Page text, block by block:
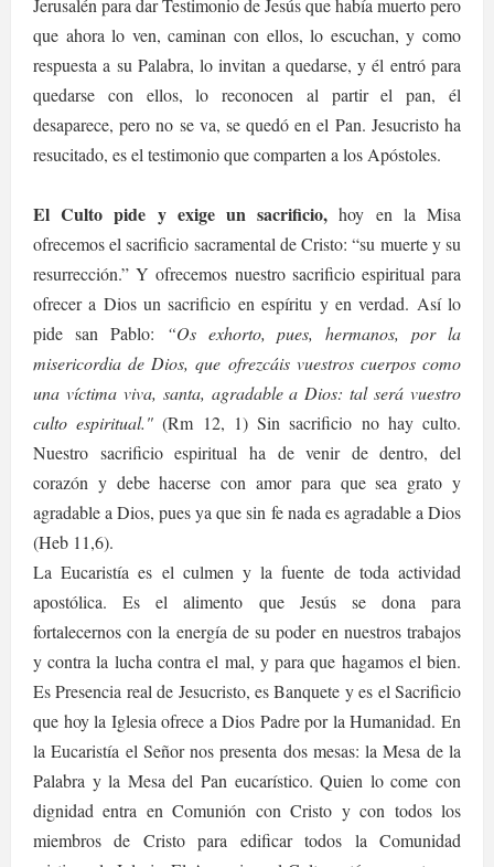
Jerusalén para dar Testimonio de Jesús que había muerto pero
que ahora lo ven, caminan con ellos, lo escuchan, y como
respuesta a su Palabra, lo invitan a quedarse, y él entró para
quedarse con ellos, lo reconocen al partir el pan, él
desaparece, pero no se va, se quedó en el Pan. Jesucristo ha
resucitado, es el testimonio que comparten a los Apóstoles.
El Culto pide y exige un sacrificio, hoy en la Misa
ofrecemos el sacrificio sacramental de Cristo: “su muerte y su
resurrección.” Y ofrecemos nuestro sacrificio espiritual para
ofrecer a Dios un sacrificio en espíritu y en verdad. Así lo
pide san Pablo:
“Os exhorto, pues, hermanos, por la
misericordia de Dios, que ofrezcáis vuestros cuerpos como
una víctima viva, santa, agradable a Dios: tal será vuestro
culto espiritual." (Rm 12, 1) Sin sacrificio no hay culto.
Nuestro sacrificio espiritual ha de venir de dentro, del
corazón y debe hacerse con amor para que sea grato y
agradable a Dios, pues ya que sin fe nada es agradable a Dios
(Heb 11,6).
La Eucaristía es el culmen y la fuente de toda actividad
apostólica. Es el alimento que Jesús se dona para
fortalecernos con la energía de su poder en nuestros trabajos
y contra la lucha contra el mal, y para que hagamos el bien.
Es Presencia real de Jesucristo, es Banquete y es el Sacrificio
que hoy la Iglesia ofrece a Dios Padre por la Humanidad. En
la Eucaristía el Señor nos presenta dos mesas: la Mesa de la
Palabra y la Mesa del Pan eucarístico. Quien lo come con
dignidad entra en Comunión con Cristo y con todos los
miembros de Cristo para edificar todos la Comunidad